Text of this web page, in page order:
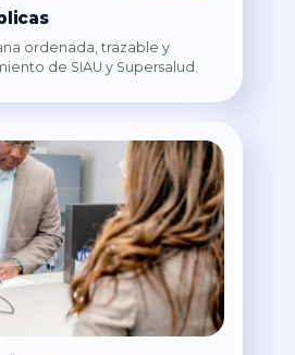
ordenada, trazable y
de SIAU y Supersalud.